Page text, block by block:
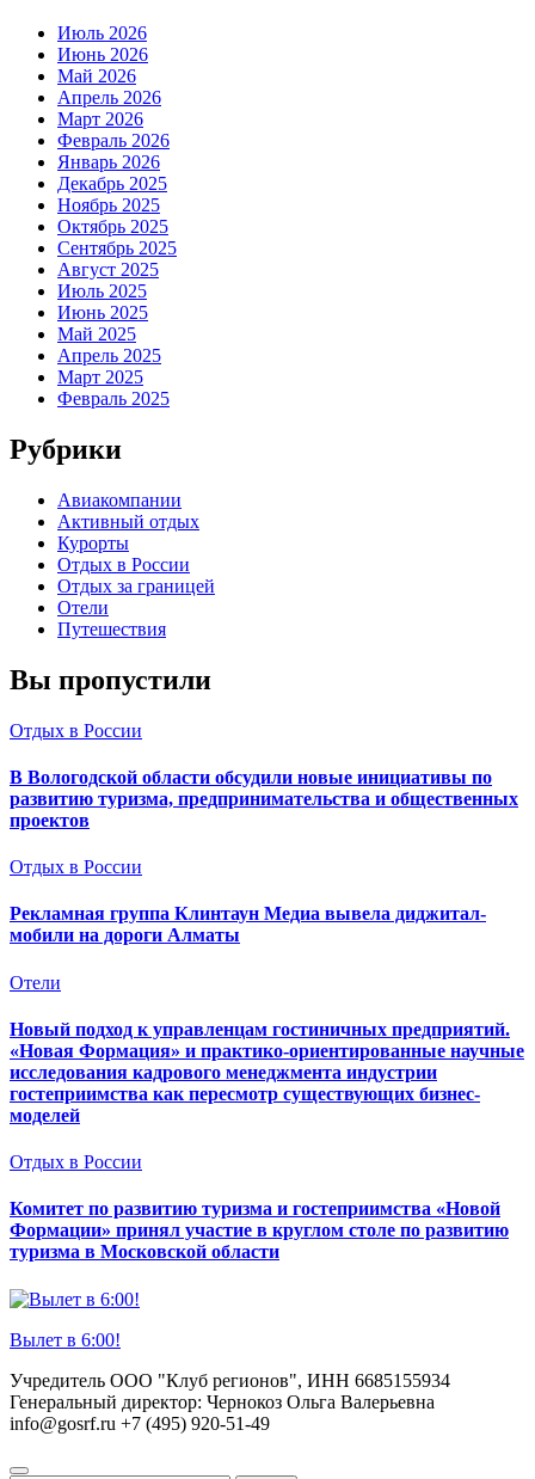
Июль 2026
Июнь 2026
Май 2026
Апрель 2026
Март 2026
Февраль 2026
Январь 2026
Декабрь 2025
Ноябрь 2025
Октябрь 2025
Сентябрь 2025
Август 2025
Июль 2025
Июнь 2025
Май 2025
Апрель 2025
Март 2025
Февраль 2025
Рубрики
Авиакомпании
Активный отдых
Курорты
Отдых в России
Отдых за границей
Отели
Путешествия
Вы пропустили
Отдых в России
В Вологодской области обсудили новые инициативы по
развитию туризма, предпринимательства и общественных
проектов
Отдых в России
Рекламная группа Клинтаун Медиа вывела диджитал-
мобили на дороги Алматы
Отели
Новый подход к управленцам гостиничных предприятий.
«Новая Формация» и практико-ориентированные научные
исследования кадрового менеджмента индустрии
гостеприимства как пересмотр существующих бизнес-
моделей
Отдых в России
Комитет по развитию туризма и гостеприимства «Новой
Формации» принял участие в круглом столе по развитию
туризма в Московской области
Вылет в 6:00!
Учредитель ООО "Клуб регионов", ИНН 6685155934
Генеральный директор: Чернокоз Ольга Валерьевна
info@gosrf.ru +7 (495) 920-51-49